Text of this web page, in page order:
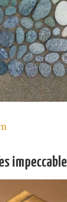
impeccable